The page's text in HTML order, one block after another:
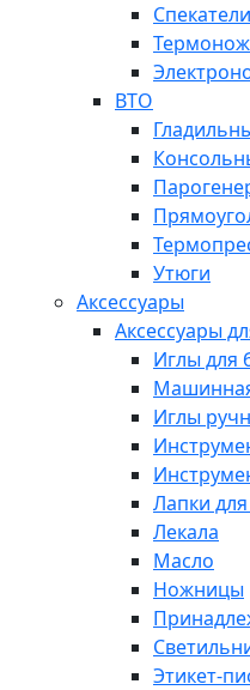
ВТО
Утюги
Аксессуары
Аксессуары
Иглы для
Иглы
Лапки
Лекала
Масло
Ножницы
Этикет-